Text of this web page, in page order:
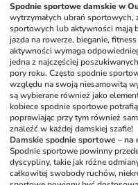
Spodnie sportowe damskie w
wytrzymałych ubrań
sportowych lub aktywności mają
jazda na rowerze, bieganie,
aktywności wymaga
jedna z najczęściej
pory roku. Często spodnie
względu na swoją niesamowitą
są wybierane również jako
kobiece spodnie sportowe
poprawiając przy tym również
znaleźć w każdej damskiej szafie!
Damskie spodnie sportowe –
Spodnie sportowe powinny
dyscypliny, takie jak różne
całkowitej swobody ruchów,